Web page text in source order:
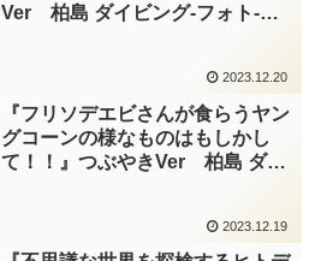
Ver 柏島 ダイビング‐フォト‐
2023.12.20
『フリソデエビさんが食らうヤン
グコーンの様なものはもしかし
て！！』つぶやきVer 柏島 ダイ
2023.12.19